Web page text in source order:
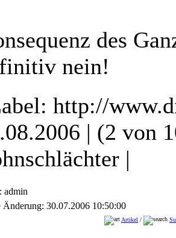
des
nein!
http://
| (2 von
|
admin
Änderung: 30.07.2006 10:50:00
Artikel /